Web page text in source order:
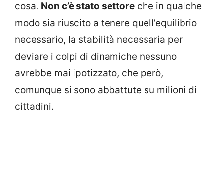
cosa. Non c’è stato settore che in qualche
modo sia riuscito a tenere quell’equilibrio
necessario, la stabilità necessaria per
deviare i colpi di dinamiche nessuno
avrebbe mai ipotizzato, che però,
comunque si sono abbattute su milioni di
cittadini.